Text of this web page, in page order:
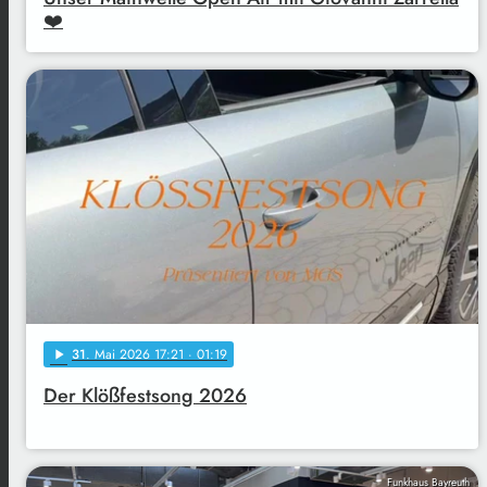
❤️
play_arrow 31. Mai 2026 17:21 · 01:19
Der Klößfestsong 2026
Funkhaus Bayreuth